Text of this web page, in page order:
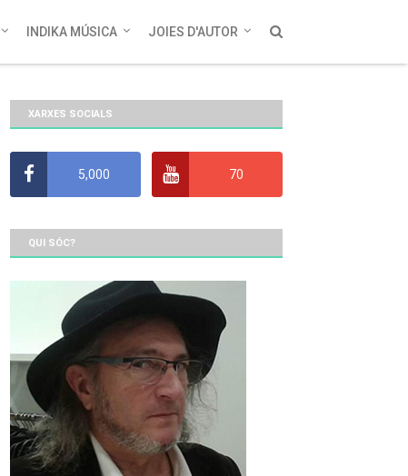
INDIKA MÚSICA JOIES D'AUTOR
XARXES SOCIALS
5,000 70
QUI SÓC?